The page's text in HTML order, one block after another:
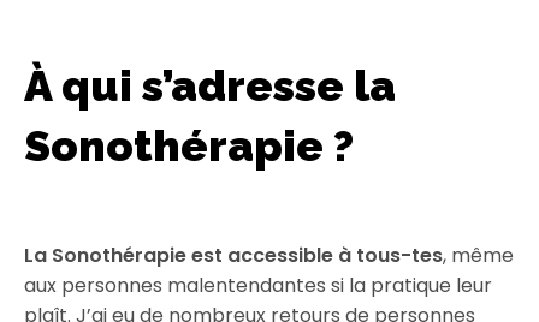
À qui s’adresse la
Sonothérapie ?
La Sonothérapie est accessible à tous-tes, même
aux personnes malentendantes si la pratique leur
plaît. J’ai eu de nombreux retours de personnes